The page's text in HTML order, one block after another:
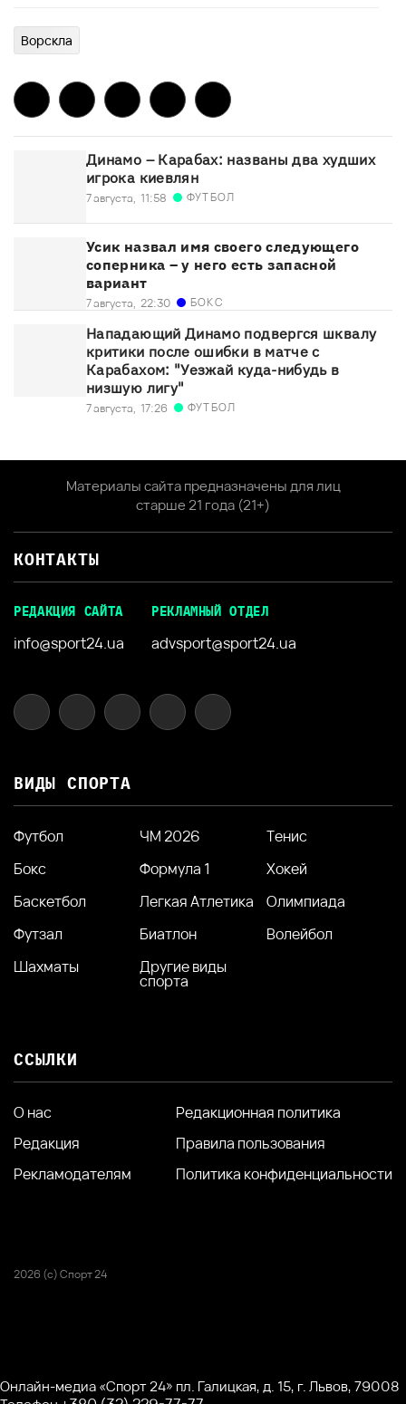
Ворскла
Динамо – Карабах: названы два худших
игрока киевлян
7 августа, 11:58 ФУТБОЛ
Усик назвал имя своего следующего
соперника – у него есть запасной
вариант
7 августа, 22:30 БОКС
Нападающий Динамо подвергся шквалу
критики после ошибки в матче с
Карабахом: "Уезжай куда-нибудь в
низшую лигу"
7 августа, 17:26 ФУТБОЛ
Материалы сайта предназначены для лиц
старше 21 года (21+)
КОНТАКТЫ
РЕДАКЦИЯ САЙТА
info@sport24.ua
РЕКЛАМНЫЙ ОТДЕЛ
advsport@sport24.ua
ВИДЫ СПОРТА
Футбол ЧМ 2026
Тенис
Бокс
Формула 1
Хокей
Баскетбол
Легкая Атлетика
Олимпиада
Футзал
Биатлон
Волейбол
Шахматы
Другие виды
спорта
ССЫЛКИ
О нас
Редакция
Рекламодателям
Редакционная политика
Правила пользования
Политика конфиденциальности
2026 (с) Спорт 24
Онлайн-медиа «Спорт 24» пл. Галицкая, д. 15, г. Львов, 79008